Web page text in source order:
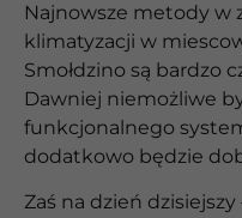
Najnowsze metody w
klimatyzacji w
Smołdzino są bardzo
Dawniej niemożliwe
funkcjonalnego
dodatkowo będzie
Zaś na dzień